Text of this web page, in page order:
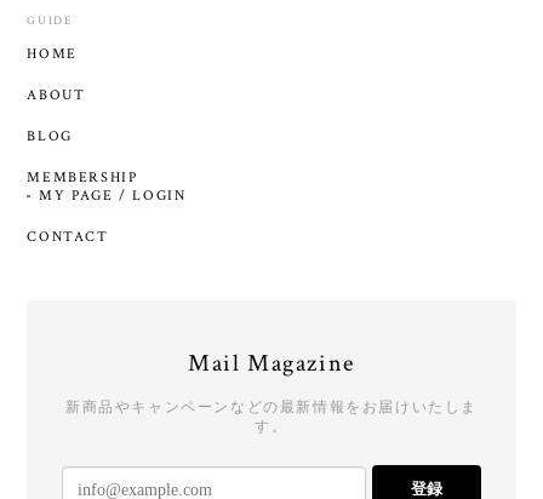
GUIDE
HOME
ABOUT
BLOG
MEMBERSHIP
MY PAGE / LOGIN
CONTACT
Mail Magazine
新商品やキャンペーンなどの最新情報をお届けいたしま
す。
登録